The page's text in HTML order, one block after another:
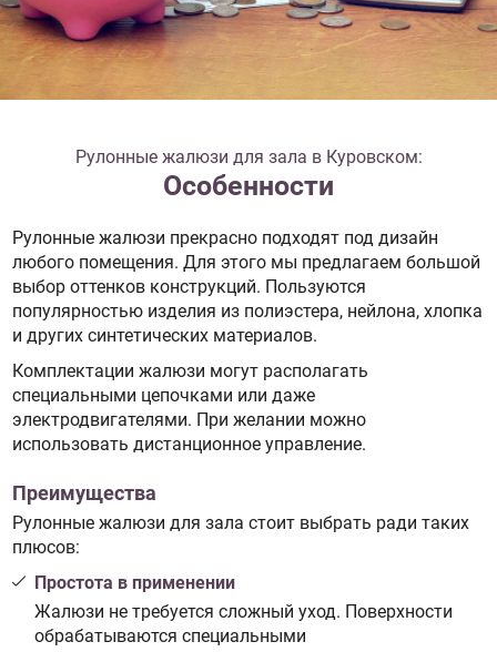
Рулонные жалюзи для зала в Куровском:
Особенности
Рулонные жалюзи прекрасно подходят под дизайн
любого помещения. Для этого мы предлагаем большой
выбор оттенков конструкций. Пользуются
популярностью изделия из полиэстера, нейлона, хлопка
и других синтетических материалов.
Комплектации жалюзи могут располагать
специальными цепочками или даже
электродвигателями. При желании можно
использовать дистанционное управление.
Преимущества
Рулонные жалюзи для зала стоит выбрать ради таких
плюсов:
Простота в применении
Жалюзи не требуется сложный уход. Поверхности
обрабатываются специальными